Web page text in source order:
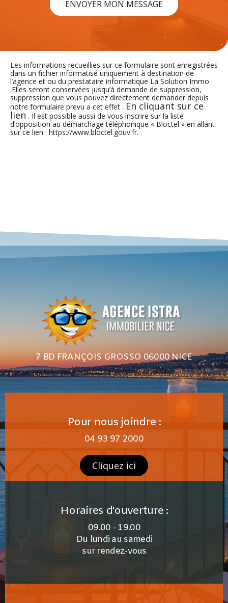
ENVOYER MON MESSAGE
Les informations recueillies sur ce formulaire sont enregistrées
dans un fichier informatisé uniquement à destination de
l’agence et ou du prestataire informatique La Solution Immo
.Elles seront conservées jusqu’à demande de suppression,
suppression que vous pouvez directement demander depuis
notre formulaire prevu a cet effet . En cliquant sur ce
lien . Il est possible aussi de vous inscrire sur la liste
d’opposition au démarchage téléphonique « Bloctel » en allant
sur ce lien : https://www.bloctel.gouv.fr.
7 BD FRANÇOIS GROSSO 06000 NICE
Pour nous joindre :
04 93 97 2000
Cliquez ici
Horaires d'ouverture :
09.00 - 19.00
Du lundi au samedi
sur rendez-vous